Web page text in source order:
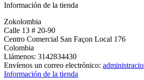
Información de la tienda
Zokolombia
Calle 13 # 20-90
Centro Comercial San Façon Local 176
Colombia
Llámenos: 3142834430
Envíenos un correo electrónico:
Información de la tienda